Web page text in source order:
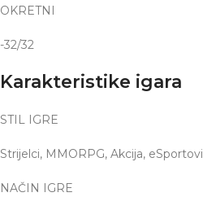
OKRETNI
-32/32
Karakteristike igara
STIL IGRE
Strijelci, MMORPG, Akcija, eSportovi
NAČIN IGRE